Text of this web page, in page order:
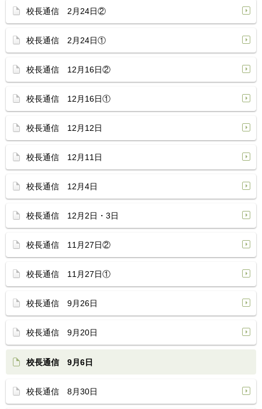
校長通信 2月24日②
校長通信 2月24日①
校長通信 12月16日②
校長通信 12月16日①
校長通信 12月12日
校長通信 12月11日
校長通信 12月4日
校長通信 12月2日・3日
校長通信 11月27日②
校長通信 11月27日①
校長通信 9月26日
校長通信 9月20日
校長通信 9月6日
校長通信 8月30日